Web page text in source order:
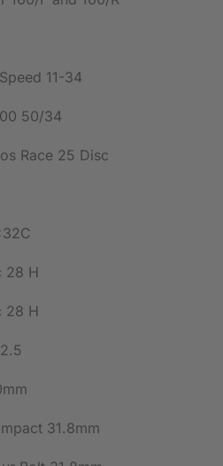
11-34
50/34
Race 25 Disc
28 H
28 H
31.8mm